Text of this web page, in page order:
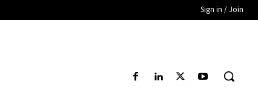
Sign in / Join